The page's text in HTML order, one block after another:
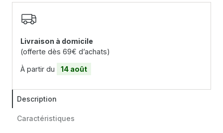
Livraison à domicile
(offerte dès 69€ d’achats)
À partir du 14 août
Description
Caractéristiques